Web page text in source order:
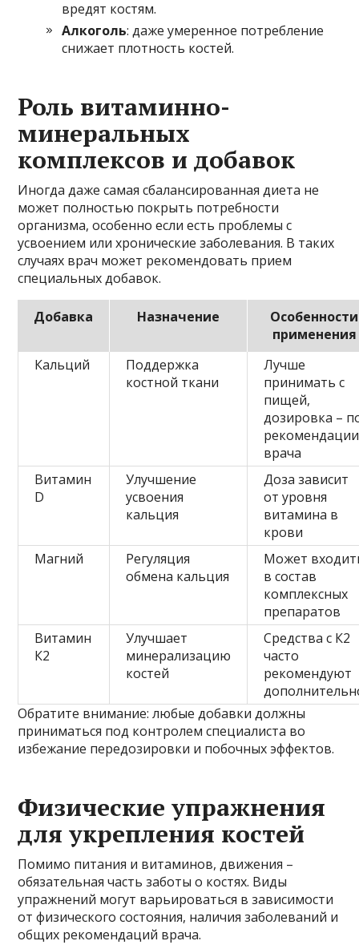
вредят костям.
Алкоголь: даже умеренное потребление
снижает плотность костей.
Роль витаминно-
минеральных
комплексов и добавок
Иногда даже самая сбалансированная диета не
может полностью покрыть потребности
организма, особенно если есть проблемы с
усвоением или хронические заболевания. В таких
случаях врач может рекомендовать прием
специальных добавок.
Добавка Назначение
Особенности
применения
Кальций
Поддержка
костной ткани
Лучше
принимать с
пищей,
дозировка –
рекомендации
врача
Витамин
D
Улучшение
усвоения
кальция
Доза зависит
от уровня
витамина в
крови
Магний
Регуляция
обмена кальция
Может
в состав
комплексных
препаратов
Витамин
К2
Улучшает
минерализацию
костей
Средства с К2
часто
рекомендуют
Обратите внимание: любые добавки должны
приниматься под контролем специалиста во
избежание передозировки и побочных эффектов.
Физические упражнения
для укрепления костей
Помимо питания и витаминов, движения –
обязательная часть заботы о костях. Виды
упражнений могут варьироваться в зависимости
от физического состояния, наличия заболеваний и
общих рекомендаций врача.